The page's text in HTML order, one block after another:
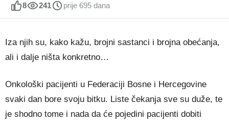
8 241 prije 695 dana
Iza njih su, kako kažu, brojni sastanci i brojna obećanja,
ali i dalje ništa konkretno…
Onkološki pacijenti u Federaciji Bosne i Hercegovine
svaki dan bore svoju bitku. Liste čekanja sve su duže, te
je shodno tome i nada da će pojedini pacijenti dobiti